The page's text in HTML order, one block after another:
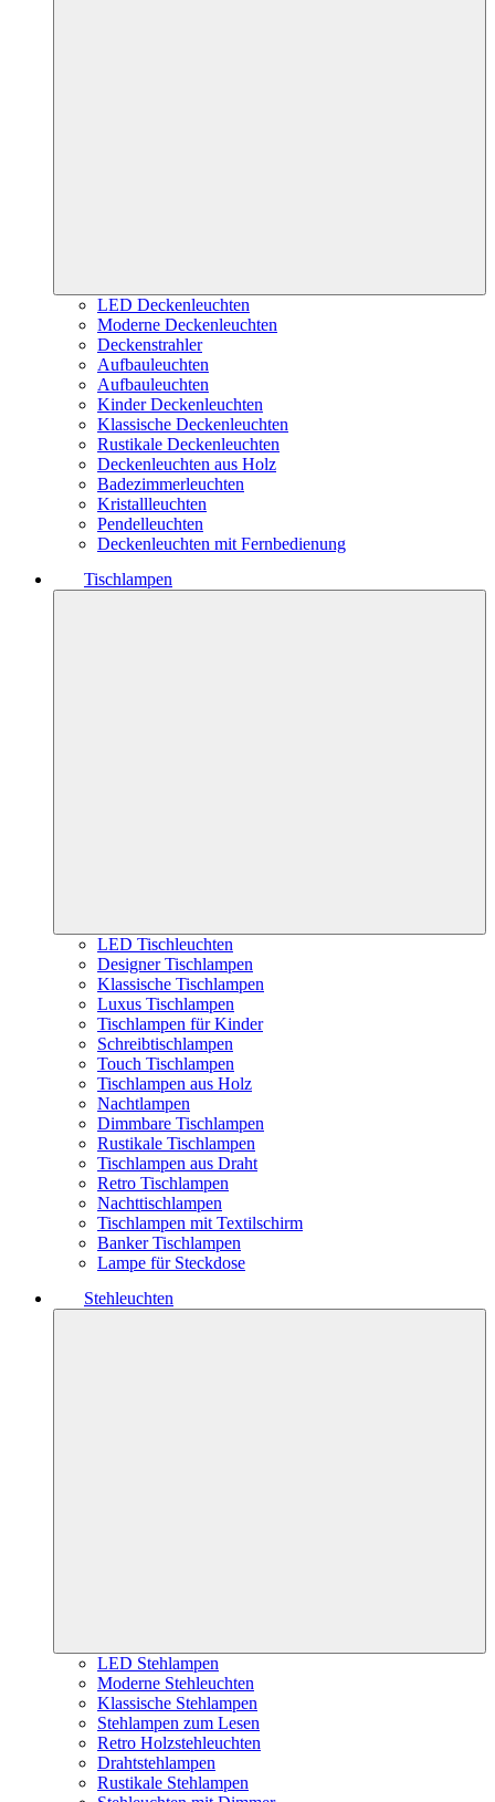
LED Deckenleuchten
Moderne Deckenleuchten
Deckenstrahler
Aufbauleuchten
Aufbauleuchten
Kinder Deckenleuchten
Klassische Deckenleuchten
Rustikale Deckenleuchten
Deckenleuchten aus Holz
Badezimmerleuchten
Kristallleuchten
Pendelleuchten
Deckenleuchten mit Fernbedienung
Tischlampen
LED Tischleuchten
Designer Tischlampen
Klassische Tischlampen
Luxus Tischlampen
Tischlampen für Kinder
Schreibtischlampen
Touch Tischlampen
Tischlampen aus Holz
Nachtlampen
Dimmbare Tischlampen
Rustikale Tischlampen
Tischlampen aus Draht
Retro Tischlampen
Nachttischlampen
Tischlampen mit Textilschirm
Banker Tischlampen
Lampe für Steckdose
Stehleuchten
LED Stehlampen
Moderne Stehleuchten
Klassische Stehlampen
Stehlampen zum Lesen
Retro Holzstehleuchten
Drahtstehlampen
Rustikale Stehlampen